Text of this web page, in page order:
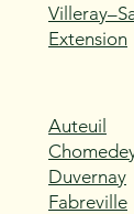
Extension
Auteuil
Duvernay
Fabreville